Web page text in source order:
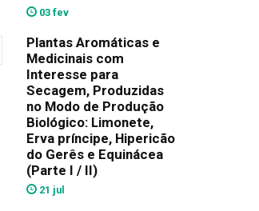
03 fev
Plantas Aromáticas e
Medicinais com
Interesse para
Secagem, Produzidas
no Modo de Produção
Biológico: Limonete,
Erva príncipe, Hipericão
do Gerês e Equinácea
(Parte I / II)
21 jul